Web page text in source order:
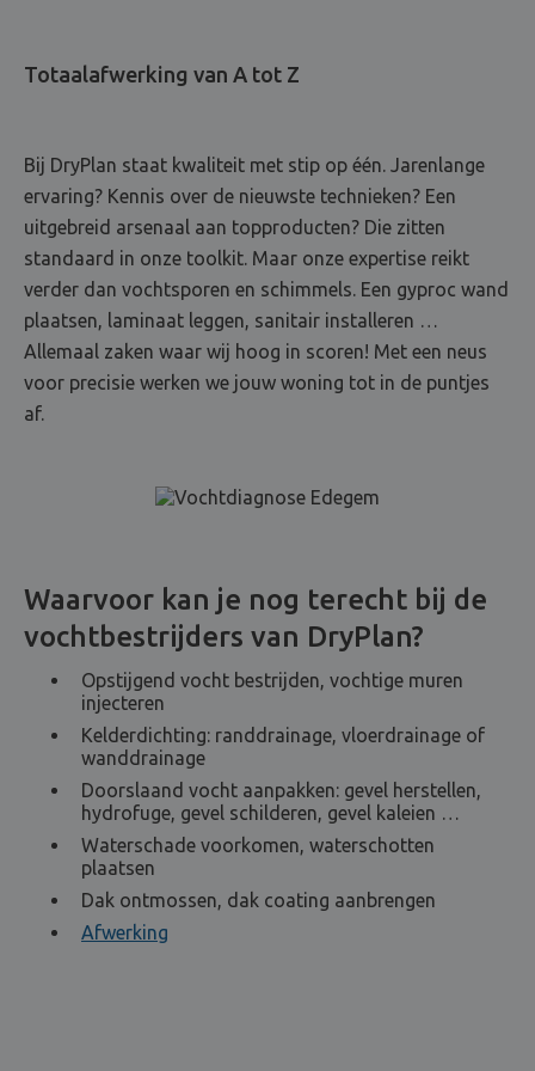
Totaalafwerking van A tot Z
Bij DryPlan staat kwaliteit met stip op één. Jarenlange
ervaring? Kennis over de nieuwste technieken? Een
uitgebreid arsenaal aan topproducten? Die zitten
standaard in onze toolkit. Maar onze expertise reikt
verder dan vochtsporen en schimmels. Een gyproc wand
plaatsen, laminaat leggen, sanitair installeren …
Allemaal zaken waar wij hoog in scoren! Met een neus
voor precisie werken we jouw woning tot in de puntjes
af.
Waarvoor kan je nog terecht bij de
vochtbestrijders van DryPlan?
Opstijgend vocht bestrijden, vochtige muren
injecteren
Kelderdichting: randdrainage, vloerdrainage of
wanddrainage
Doorslaand vocht aanpakken: gevel herstellen,
hydrofuge, gevel schilderen, gevel kaleien …
Waterschade voorkomen, waterschotten
plaatsen
Dak ontmossen, dak coating aanbrengen
Afwerking